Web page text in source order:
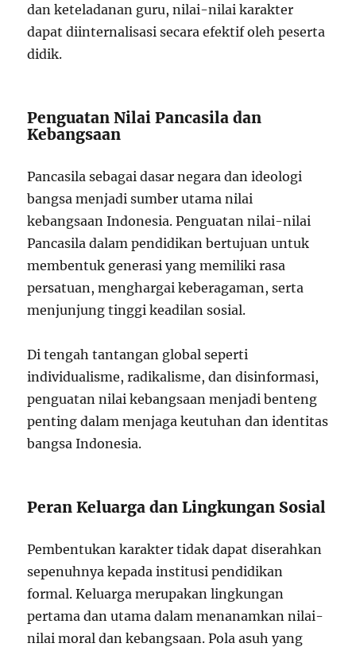
dan keteladanan guru, nilai-nilai karakter
dapat diinternalisasi secara efektif oleh peserta
didik.
Penguatan Nilai Pancasila dan
Kebangsaan
Pancasila sebagai dasar negara dan ideologi
bangsa menjadi sumber utama nilai
kebangsaan Indonesia. Penguatan nilai-nilai
Pancasila dalam pendidikan bertujuan untuk
membentuk generasi yang memiliki rasa
persatuan, menghargai keberagaman, serta
menjunjung tinggi keadilan sosial.
Di tengah tantangan global seperti
individualisme, radikalisme, dan disinformasi,
penguatan nilai kebangsaan menjadi benteng
penting dalam menjaga keutuhan dan identitas
bangsa Indonesia.
Peran Keluarga dan Lingkungan Sosial
Pembentukan karakter tidak dapat diserahkan
sepenuhnya kepada institusi pendidikan
formal. Keluarga merupakan lingkungan
pertama dan utama dalam menanamkan nilai-
nilai moral dan kebangsaan. Pola asuh yang